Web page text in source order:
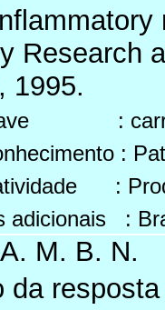
Research
1995.
:
:
:
adicionais :
M. B. N.